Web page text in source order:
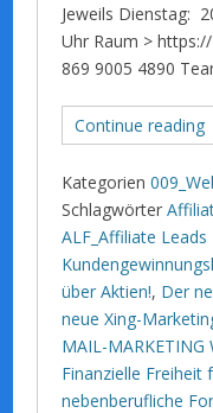
Jeweils Dienstag:
Uhr Raum >
869 9005 4890
Continue reading
Kategorien
Schlagwörter
ALF_Affiliate
über Aktien!, Der
neue Xing-
MAIL-MARKETING
Finanzielle Freiheit
nebenberufliche